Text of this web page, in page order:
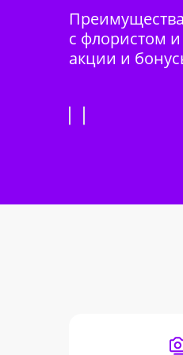
с флористом
акции и